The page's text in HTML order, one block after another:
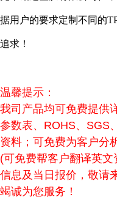
据用户的要求定制不同的
追求！
温馨提示：
我司产品均可免费提供
参数表、ROHS、SGS
资料；可免费为客户分
(可免费帮客户翻译英
信息及当日报价，敬请
竭诚为您服务！